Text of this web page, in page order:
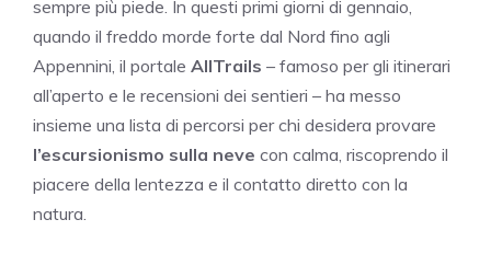
sempre più piede. In questi primi giorni di gennaio,
quando il freddo morde forte dal Nord fino agli
Appennini, il portale AllTrails – famoso per gli itinerari
all’aperto e le recensioni dei sentieri – ha messo
insieme una lista di percorsi per chi desidera provare
l’escursionismo sulla neve con calma, riscoprendo il
piacere della lentezza e il contatto diretto con la
natura.